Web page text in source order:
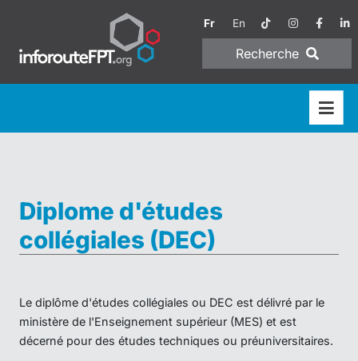
Fr En
Recherche
Diplome d'études
collégiales (DEC)
Le diplôme d'études collégiales ou DEC est délivré par le
ministère de l'Enseignement supérieur (MES) et est
décerné pour des études techniques ou préuniversitaires.